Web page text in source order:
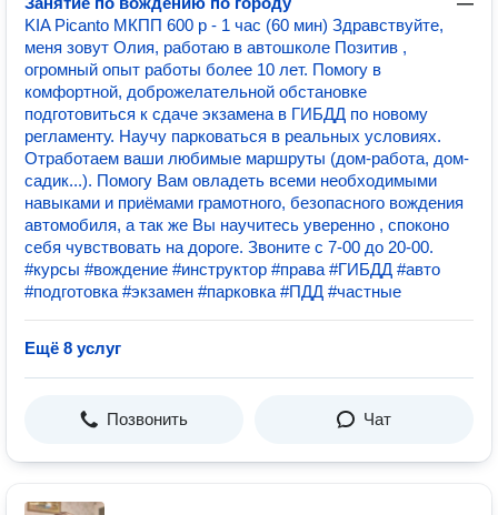
KIA Picanto МКПП 600 р - 1 час (60 мин) Здравствуйте,
меня зовут Олия, работаю в автошколе Позитив ,
огромный опыт работы более 10 лет. Помогу в
комфортной, доброжелательной обстановке
подготовиться к сдаче экзамена в ГИБДД по новому
регламенту. Научу парковаться в реальных условиях.
Отработаем ваши любимые маршруты (дом-работа, дом-
садик...). Помогу Вам овладеть всеми необходимыми
навыками и приёмами грамотного, безопасного вождения
автомобиля, а так же Вы научитесь уверенно , споконо
себя чувствовать на дороге. Звоните с 7-00 до 20-00.
#курсы #вождение #инструктор #права #ГИБДД #авто
#подготовка #экзамен #парковка #ПДД #частные
Ещё 8 услуг
Позвонить Чат